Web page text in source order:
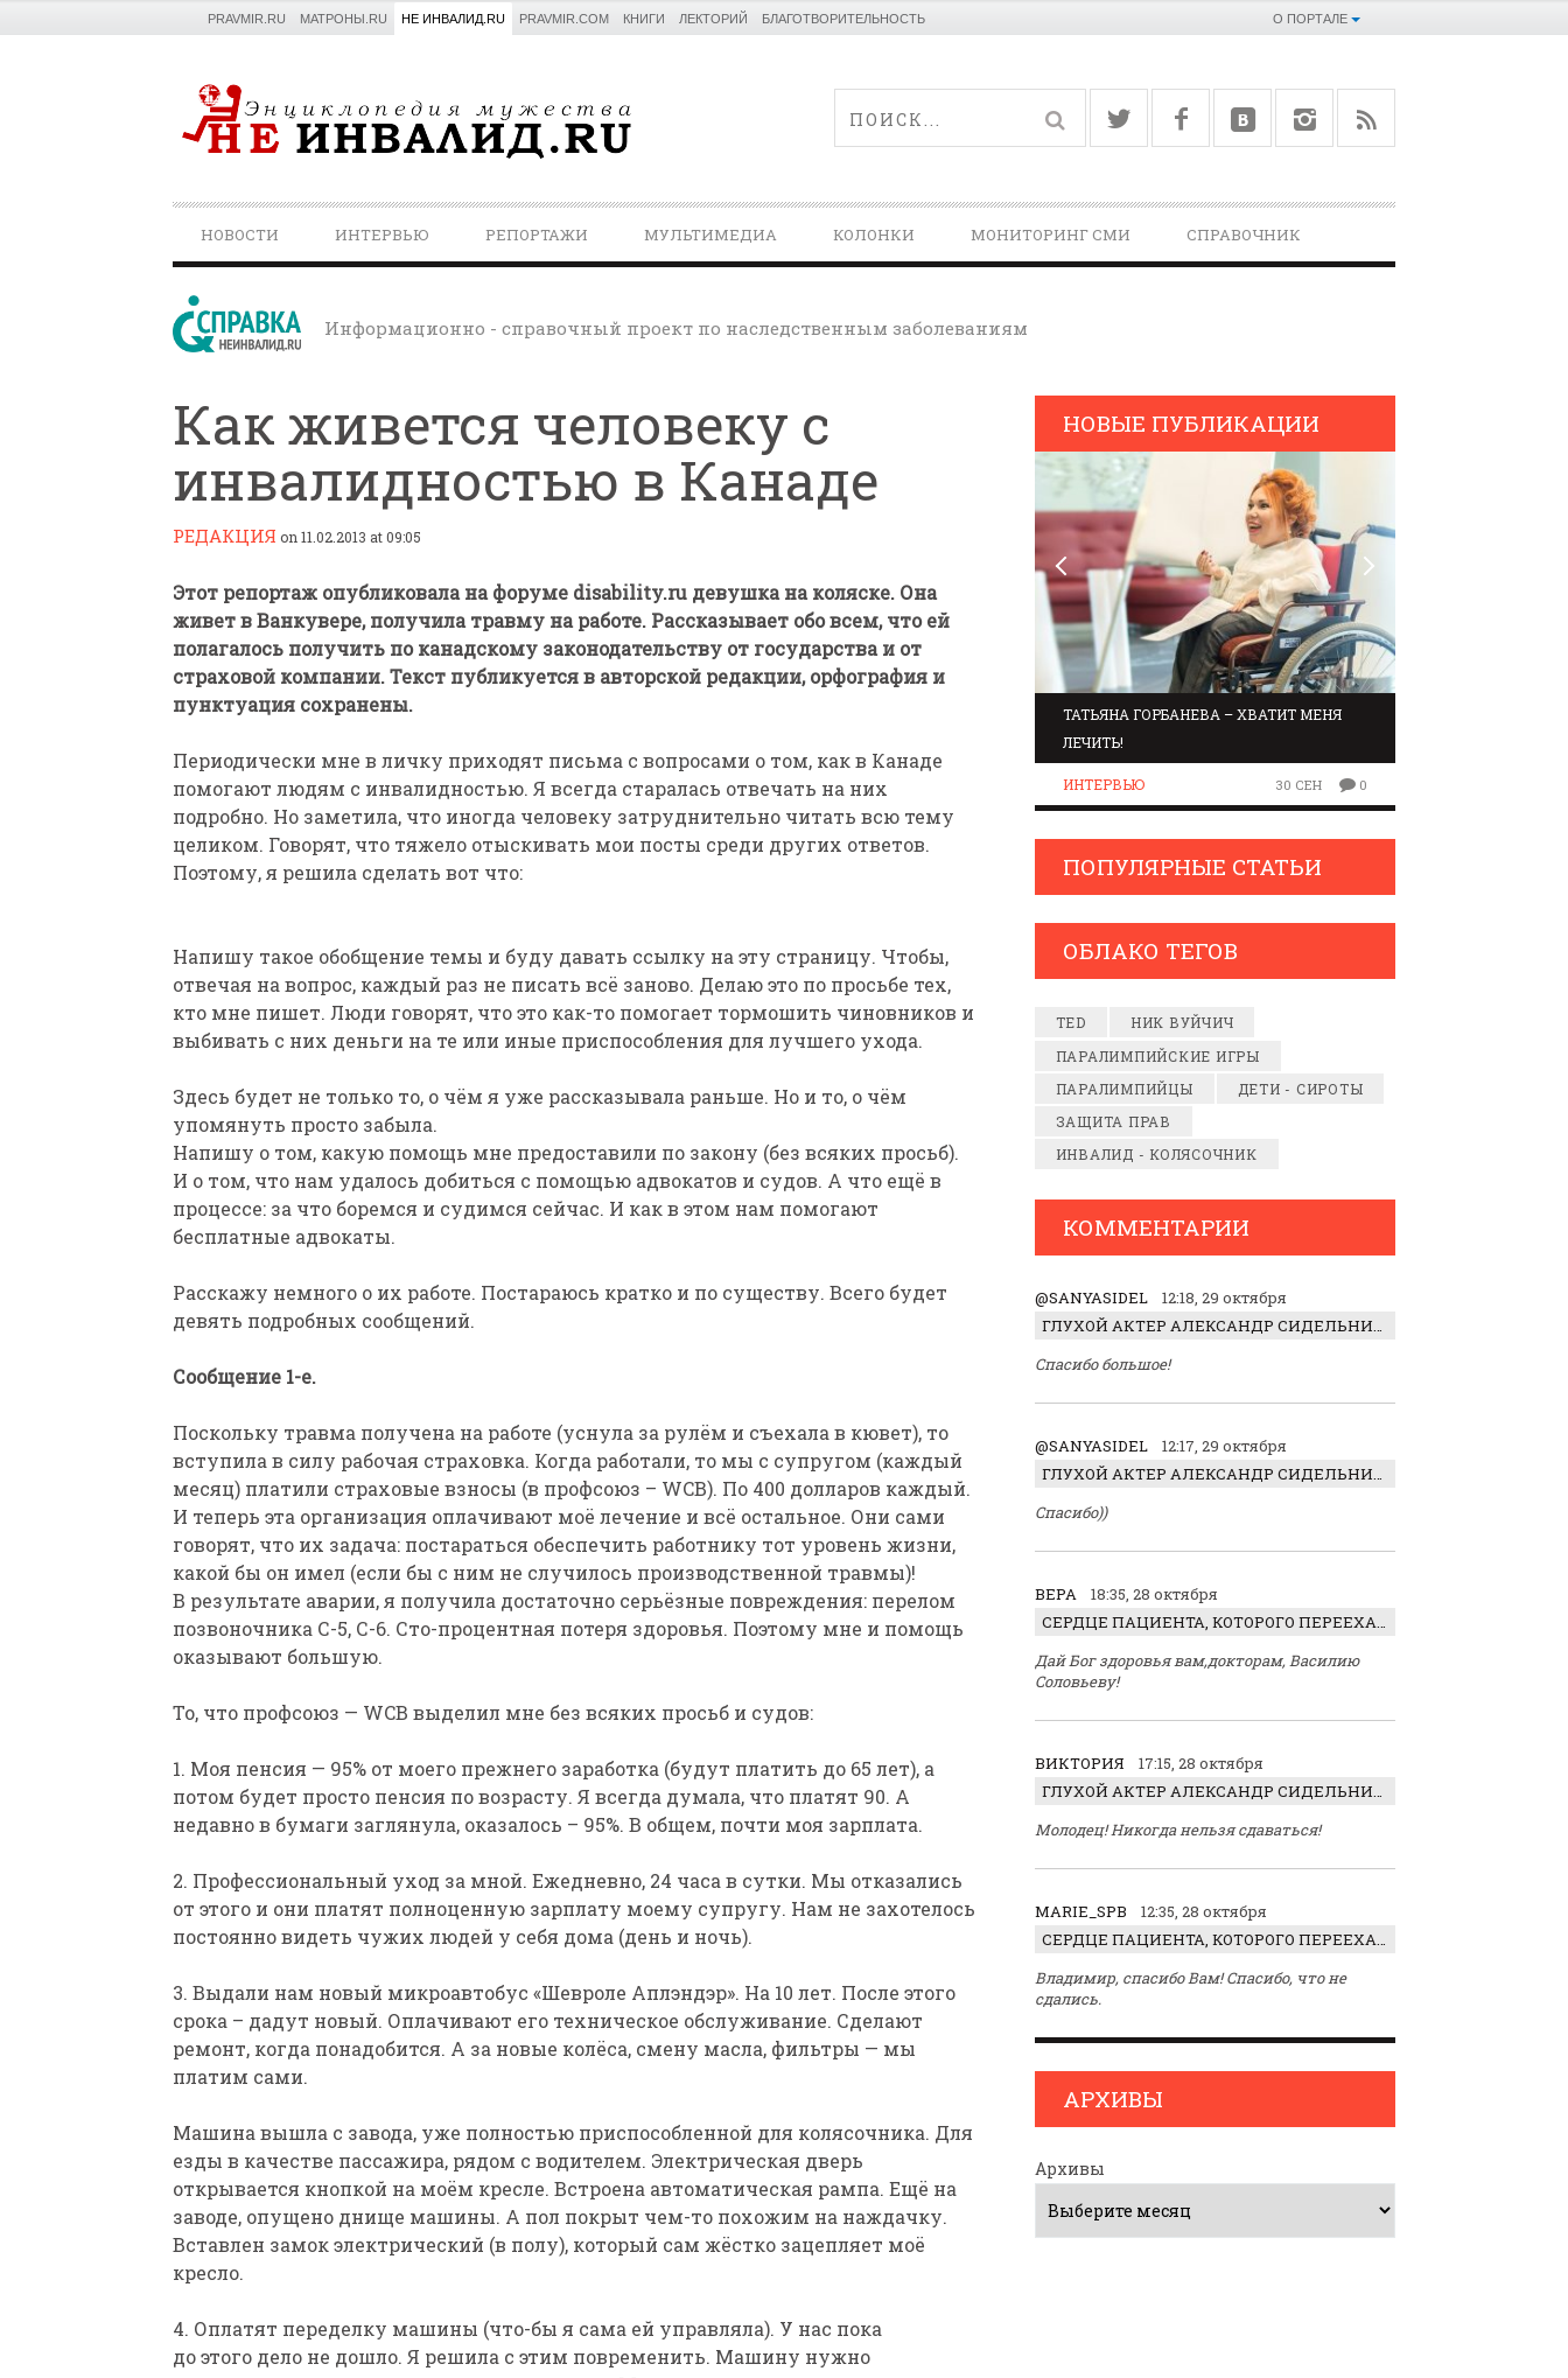
О ПОРТАЛЕ
PRAVMIR.RU МАТРОНЫ.RU НЕ ИНВАЛИД.RU PRAVMIR.COM КНИГИ ЛЕКТОРИЙ БЛАГОТВОРИТЕЛЬНОСТЬ
NAVIGATION
НОВОСТИ ИНТЕРВЬЮ РЕПОРТАЖИ МУЛЬТИМЕДИА КОЛОНКИ МОНИТОРИНГ СМИ СПРАВОЧНИК­
Информационно - справочный проект по наследственным заболеваниям
Как живется человеку с
инвалидностью в Канаде
РЕДАКЦИЯ on 11.02.2013 at 09:05
Этот репортаж опубликовала на форуме disability.ru девушка на коляске. Она
живет в Ванкувере, получила травму на работе. Рассказывает обо всем, что ей
полагалось получить по канадскому законодательству от государства и от
страховой компании. Текст публикуется в авторской редакции, орфография и
пунктуация сохранены.
Периодически мне в личку приходят письма с вопросами о том, как в Канаде
помогают людям с инвалидностью. Я всегда старалась отвечать на них
подробно. Но заметила, что иногда человеку затруднительно читать всю тему
целиком. Говорят, что тяжело отыскивать мои посты среди других ответов.
Поэтому, я решила сделать вот что:
Напишу такое обобщение темы и буду давать ссылку на эту страницу. Чтобы,
отвечая на вопрос, каждый раз не писать всё заново. Делаю это по просьбе тех,
кто мне пишет. Люди говорят, что это как-то помогает тормошить чиновников и
выбивать с них деньги на те или иные приспособления для лучшего ухода.
Здесь будет не только то, о чём я уже рассказывала раньше. Но и то, о чём
упомянуть просто забыла.
Напишу о том, какую помощь мне предоставили по закону (без всяких просьб).
И о том, что нам удалось добиться с помощью адвокатов и судов. А что ещё в
процессе: за что боремся и судимся сейчас. И как в этом нам помогают
бесплатные адвокаты.
Расскажу немного о их работе. Постараюсь кратко и по существу. Всего будет
девять подробных сообщений.
Сообщение 1-е.
Поскольку травма получена на работе (уснула за рулём и съехала в кювет), то
вступила в силу рабочая страховка. Когда работали, то мы с супругом (каждый
месяц) платили страховые взносы (в профсоюз – WCB). По 400 долларов каждый.
И теперь эта организация оплачивают моё лечение и всё остальное. Они сами
говорят, что их задача: постараться обеспечить работнику тот уровень жизни,
какой бы он имел (если бы с ним не случилось производственной травмы)!
В результате аварии, я получила достаточно серьёзные повреждения: перелом
позвоночника С-5, С-6. Сто-процентная потеря здоровья. Поэтому мне и помощь
оказывают большую.
То, что профсоюз — WCB выделил мне без всяких просьб и судов:
1. Моя пенсия — 95% от моего прежнего заработка (будут платить до 65 лет), а
потом будет просто пенсия по возрасту. Я всегда думала, что платят 90. А
недавно в бумаги заглянула, оказалось – 95%. В общем, почти моя зарплата.
2. Профессиональный уход за мной. Ежедневно, 24 часа в сутки. Мы отказались
от этого и они платят полноценную зарплату моему супругу. Нам не захотелось
постоянно видеть чужих людей у себя дома (день и ночь).
3. Выдали нам новый микроавтобус «Шевроле Аплэндэр». На 10 лет. После этого
срока – дадут новый. Оплачивают его техническое обслуживание. Сделают
ремонт, когда понадобится. А за новые колёса, смену масла, фильтры — мы
платим сами.
Машина вышла с завода, уже полностью приспособленной для колясочника. Для
езды в качестве пассажира, рядом с водителем. Электрическая дверь
открывается кнопкой на моём кресле. Встроена автоматическая рампа. Ещё на
заводе, опущено днище машины. А пол покрыт чем-то похожим на наждачку.
Вставлен замок электрический (в полу), который сам жёстко зацепляет моё
кресло.
4. Оплатят переделку машины (что-бы я сама ей управляла). У нас пока
до этого дело не дошло. Я решила с этим повременить. Машину нужно
НОВЫЕ ПУБЛИКАЦИИ
ТАТЬЯНА ГОРБАНЕВА – ХВАТИТ МЕНЯ
ЛЕЧИТЬ!
ИНТЕРВЬЮ 30 СЕН 0
НАШЛА СЕБЯ В ИСКУССТВЕ
ИСКУССТВО 31 АВГ
ПАРАЛИМПИЙСКАЯ ЧЕМПИОНКА ПО
КАЗАНИ ИРИНА ПОЛЯКОВА
БЕЗ НОГ 12 СЕН 0
ПОПУЛЯРНЫЕ СТАТЬИ
ОБЛАКО ТЕГОВ
TED
НИК ВУЙЧИЧ
ПАРАЛИМПИЙСКИЕ ИГРЫ
ПАРАЛИМПИЙЦЫ
ДЕТИ - СИРОТЫ
ЗАЩИТА ПРАВ
ИНВАЛИД - КОЛЯСОЧНИК
КОММЕНТАРИИ
@SANYASIDEL
12:18, 29 октября
ГЛУХОЙ АКТЕР АЛЕКСАНДР СИДЕЛЬНИКОВ: «С НАСЛАЖДЕНИЕМ ИГРАЛ ОТРИЦАТЕЛЬНОГО ГЕРОЯ!»
Спасибо большое!
@SANYASIDEL
12:17, 29 октября
ГЛУХОЙ АКТЕР АЛЕКСАНДР СИДЕЛЬНИКОВ: «С НАСЛАЖДЕНИЕМ ИГРАЛ ОТРИЦАТЕЛЬНОГО ГЕРОЯ!»
Спасибо))
ВЕРА
18:35, 28 октября
СЕРДЦЕ ПАЦИЕНТА, КОТОРОГО ПЕРЕЕХАЛ ТРАКТОР, ОБНАРУЖИЛИ… В ЖИВОТЕ
Дай Бог здоровья вам,докторам, Василию
Соловьеву!
ВИКТОРИЯ
17:15, 28 октября
ГЛУХОЙ АКТЕР АЛЕКСАНДР СИДЕЛЬНИКОВ: «С НАСЛАЖДЕНИЕМ ИГРАЛ ОТРИЦАТЕЛЬНОГО ГЕРОЯ!»
Молодец! Никогда нельзя сдаваться!
MARIE_SPB
12:35, 28 октября
СЕРДЦЕ ПАЦИЕНТА, КОТОРОГО ПЕРЕЕХАЛ ТРАКТОР, ОБНАРУЖИЛИ… В ЖИВОТЕ
Владимир, спасибо Вам! Спасибо, что не
сдались.
АРХИВЫ
Архивы